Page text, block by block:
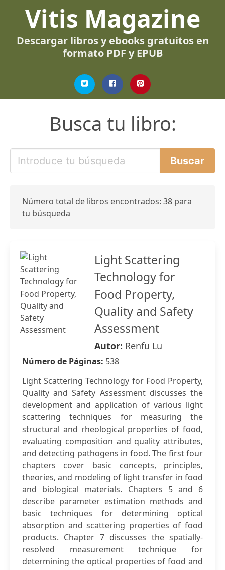
Vitis Magazine
Descargar libros y ebooks gratuitos en
formato PDF y EPUB
Busca tu libro:
Número total de libros encontrados: 38 para
tu búsqueda
Light Scattering
Technology for
Food Property,
Quality and Safety
Assessment
Autor: Renfu Lu
Número de Páginas: 538
Light Scattering Technology for Food Property,
Quality and Safety Assessment discusses the
development and application of various light
scattering techniques for measuring the
structural and rheological properties of food,
evaluating composition and quality attributes,
and detecting pathogens in food. The first four
chapters cover basic concepts, principles,
theories, and modeling of light transfer in food
and biological materials. Chapters 5 and 6
describe parameter estimation methods and
basic techniques for determining optical
absorption and scattering properties of food
products. Chapter 7 discusses the spatially-
resolved measurement technique for
determining the optical properties of food and